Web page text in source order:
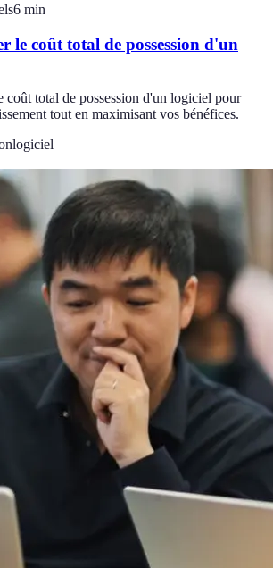
6 min
le coût total de possession d'un
coût total de possession d'un logiciel pour
tout en maximisant vos bénéfices.
logiciel